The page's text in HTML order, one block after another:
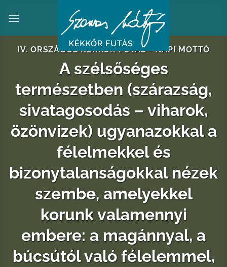
IV. ORSZÁGOS KÉKKÖR FUTÁS - NAPI MOTTÓ
A szélsőséges
természetben (szárazság,
sivatagosodás – viharok,
özönvizek) ugyanazokkal a
félelmekkel és
bizonytalanságokkal nézek
szembe, amelyekkel
korunk valamennyi
embere: a magánnyal, a
búcsútól való félelemmel,